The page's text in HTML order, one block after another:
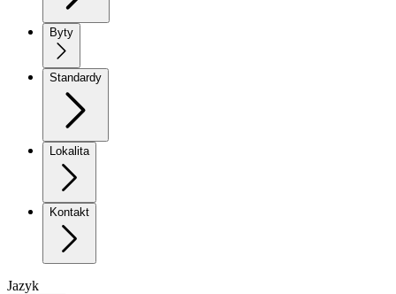
Byty
Standardy
Lokalita
Kontakt
Jazyk